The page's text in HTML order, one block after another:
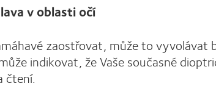
v oblasti očí
zaostřovat, může to vyvolávat
indikovat, že Vaše současné
čtení.